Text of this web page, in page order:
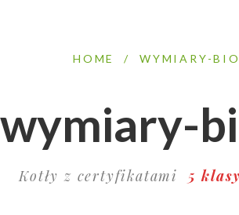
HOME / WYMIARY-
wymiary-
Kotły z certyfikatami 5